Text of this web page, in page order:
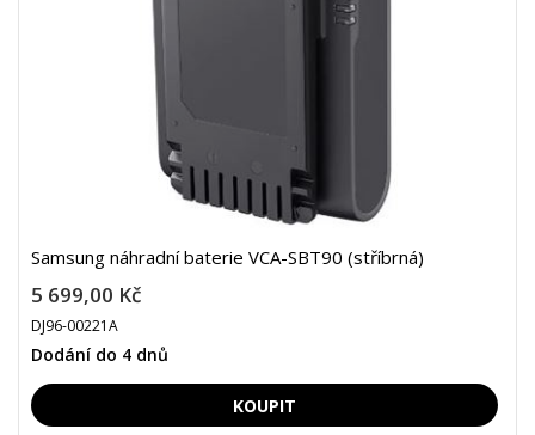
Samsung náhradní baterie VCA-SBT90 (stříbrná)
5 699,00 Kč
DJ96-00221A
Dodání do 4 dnů